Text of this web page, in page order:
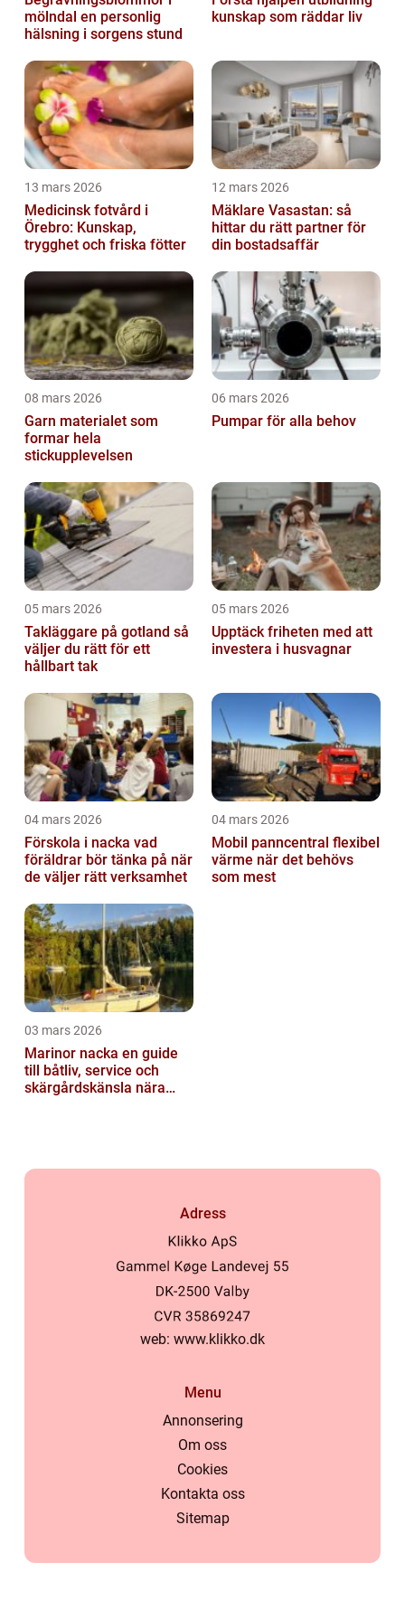
mölndal en personlig
hälsning i sorgens stund
kunskap som räddar liv
13 mars 2026
Medicinsk fotvård i
Örebro: Kunskap,
trygghet och friska fötter
12 mars 2026
Mäklare Vasastan: så
hittar du rätt partner för
din bostadsaffär
08 mars 2026
Garn materialet som
formar hela
stickupplevelsen
06 mars 2026
Pumpar för alla behov
05 mars 2026
Takläggare på gotland så
väljer du rätt för ett
hållbart tak
05 mars 2026
Upptäck friheten med att
investera i husvagnar
04 mars 2026
Förskola i nacka vad
föräldrar bör tänka på när
de väljer rätt verksamhet
04 mars 2026
Mobil panncentral flexibel
värme när det behövs
som mest
03 mars 2026
Marinor nacka en guide
till båtliv, service och
skärgårdskänsla nära
Adress
web: www.klikko.dk
Menu
Annonsering
Om oss
Cookies
Kontakta oss
Sitemap